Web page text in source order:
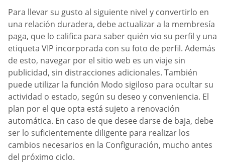
Para llevar su gusto al siguiente nivel y convertirlo en
una relación duradera, debe actualizar a la membresía
paga, que lo califica para saber quién vio su perfil y una
etiqueta VIP incorporada con su foto de perfil. Además
de esto, navegar por el sitio web es un viaje sin
publicidad, sin distracciones adicionales. También
puede utilizar la función Modo sigiloso para ocultar su
actividad o estado, según su deseo y conveniencia. El
plan por el que opta está sujeto a renovación
automática. En caso de que desee darse de baja, debe
ser lo suficientemente diligente para realizar los
cambios necesarios en la Configuración, mucho antes
del próximo ciclo.